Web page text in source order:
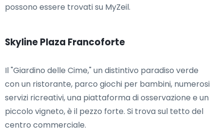
possono essere trovati su MyZeil.
Skyline Plaza Francoforte
Il "Giardino delle Cime," un distintivo paradiso verde
con un ristorante, parco giochi per bambini, numerosi
servizi ricreativi, una piattaforma di osservazione e un
piccolo vigneto, è il pezzo forte. Si trova sul tetto del
centro commerciale.